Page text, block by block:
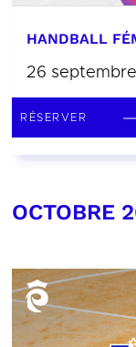
HANDBALL
26
RÉSERVER
OCTOBRE